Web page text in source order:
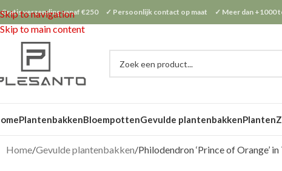
Skip to navigation
Skip to main content
verzending vanaf €250 ✓ Persoonlijk contact op maat ✓ Meer dan +1000
PlantenbakkenBloempottenGevulde plantenbakkenPlanten
Home Gevulde plantenbakken Philodendron ‘Prince of Orange’